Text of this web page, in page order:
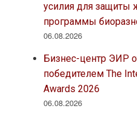
усилия для защиты
программы
06.08.2026
Бизнес-центр ЭИР
победителем The
Awards 2026
06.08.2026